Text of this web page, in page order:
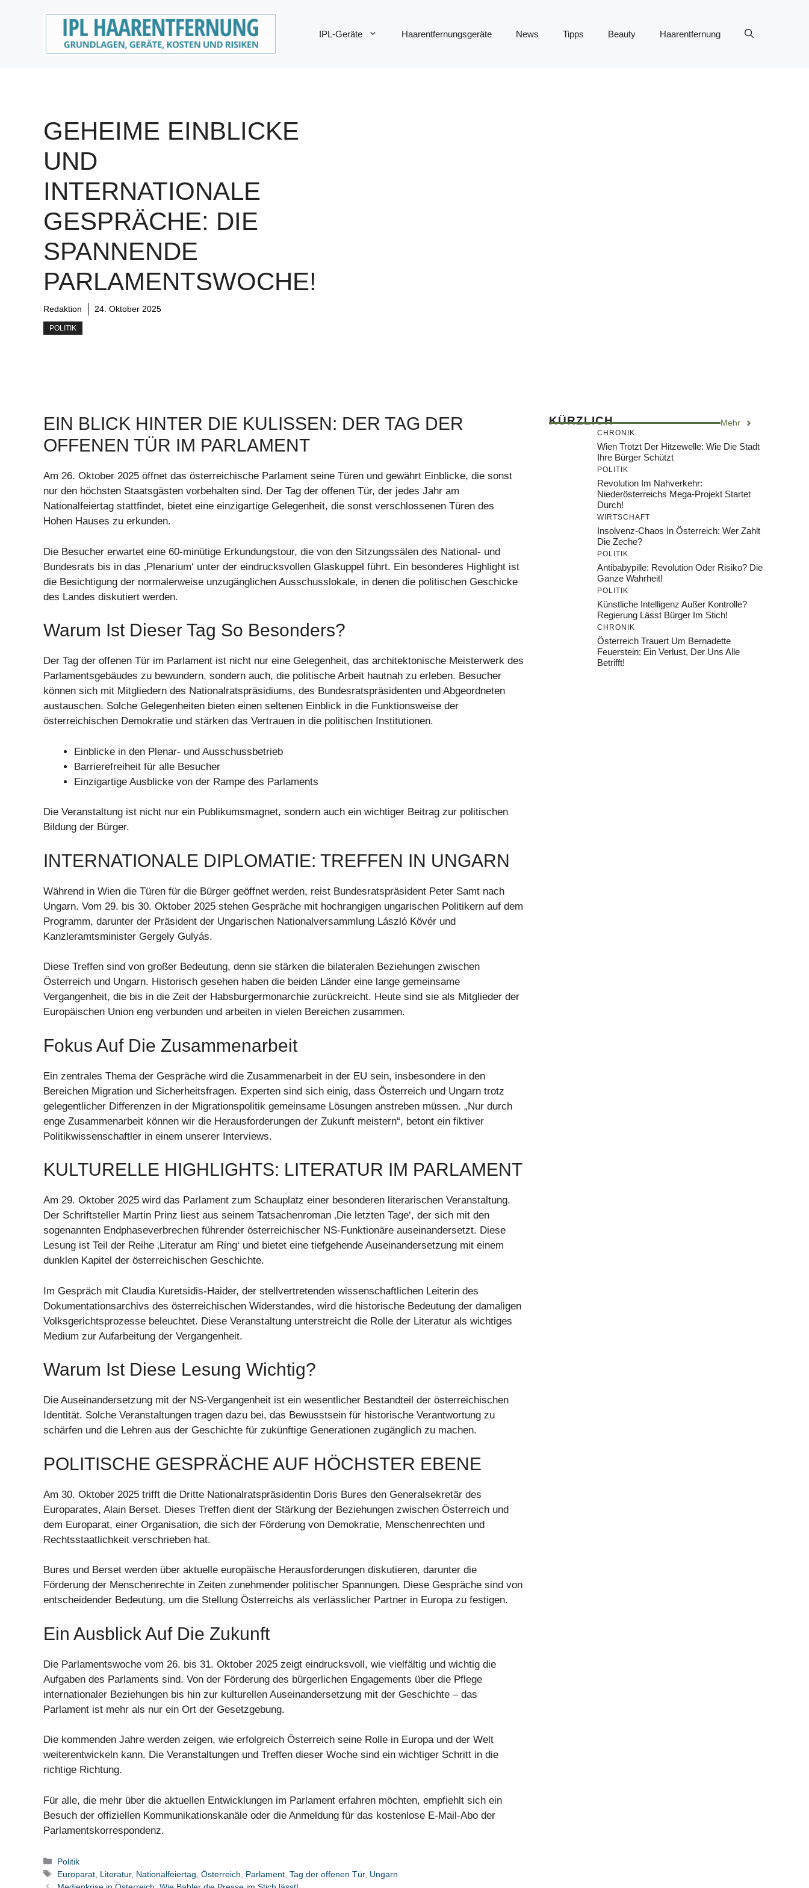
IPL-Geräte Haarentfernungsgeräte News Tipps Beauty Haarentfernung
GEHEIME EINBLICKE
UND
INTERNATIONALE
GESPRÄCHE: DIE
SPANNENDE
PARLAMENTSWOCHE!
Redaktion 24. Oktober 2025
POLITIK
EIN BLICK HINTER DIE KULISSEN: DER TAG DER
OFFENEN TÜR IM PARLAMENT
Am 26. Oktober 2025 öffnet das österreichische Parlament seine Türen und gewährt Einblicke, die sonst
nur den höchsten Staatsgästen vorbehalten sind. Der Tag der offenen Tür, der jedes Jahr am
Nationalfeiertag stattfindet, bietet eine einzigartige Gelegenheit, die sonst verschlossenen Türen des
Hohen Hauses zu erkunden.
Die Besucher erwartet eine 60-minütige Erkundungstour, die von den Sitzungssälen des National- und
Bundesrats bis in das ‚Plenarium‘ unter der eindrucksvollen Glaskuppel führt. Ein besonderes Highlight ist
die Besichtigung der normalerweise unzugänglichen Ausschusslokale, in denen die politischen Geschicke
des Landes diskutiert werden.
Warum Ist Dieser Tag So Besonders?
Der Tag der offenen Tür im Parlament ist nicht nur eine Gelegenheit, das architektonische Meisterwerk des
Parlamentsgebäudes zu bewundern, sondern auch, die politische Arbeit hautnah zu erleben. Besucher
können sich mit Mitgliedern des Nationalratspräsidiums, des Bundesratspräsidenten und Abgeordneten
austauschen. Solche Gelegenheiten bieten einen seltenen Einblick in die Funktionsweise der
österreichischen Demokratie und stärken das Vertrauen in die politischen Institutionen.
Einblicke in den Plenar- und Ausschussbetrieb
Barrierefreiheit für alle Besucher
Einzigartige Ausblicke von der Rampe des Parlaments
Die Veranstaltung ist nicht nur ein Publikumsmagnet, sondern auch ein wichtiger Beitrag zur politischen
Bildung der Bürger.
INTERNATIONALE DIPLOMATIE: TREFFEN IN UNGARN
Während in Wien die Türen für die Bürger geöffnet werden, reist Bundesratspräsident Peter Samt nach
Ungarn. Vom 29. bis 30. Oktober 2025 stehen Gespräche mit hochrangigen ungarischen Politikern auf dem
Programm, darunter der Präsident der Ungarischen Nationalversammlung László Kövér und
Kanzleramtsminister Gergely Gulyás.
Diese Treffen sind von großer Bedeutung, denn sie stärken die bilateralen Beziehungen zwischen
Österreich und Ungarn. Historisch gesehen haben die beiden Länder eine lange gemeinsame
Vergangenheit, die bis in die Zeit der Habsburgermonarchie zurückreicht. Heute sind sie als Mitglieder der
Europäischen Union eng verbunden und arbeiten in vielen Bereichen zusammen.
Fokus Auf Die Zusammenarbeit
Ein zentrales Thema der Gespräche wird die Zusammenarbeit in der EU sein, insbesondere in den
Bereichen Migration und Sicherheitsfragen. Experten sind sich einig, dass Österreich und Ungarn trotz
gelegentlicher Differenzen in der Migrationspolitik gemeinsame Lösungen anstreben müssen. „Nur durch
enge Zusammenarbeit können wir die Herausforderungen der Zukunft meistern“, betont ein fiktiver
Politikwissenschaftler in einem unserer Interviews.
KULTURELLE HIGHLIGHTS: LITERATUR IM PARLAMENT
Am 29. Oktober 2025 wird das Parlament zum Schauplatz einer besonderen literarischen Veranstaltung.
Der Schriftsteller Martin Prinz liest aus seinem Tatsachenroman ‚Die letzten Tage‘, der sich mit den
sogenannten Endphaseverbrechen führender österreichischer NS-Funktionäre auseinandersetzt. Diese
Lesung ist Teil der Reihe ‚Literatur am Ring‘ und bietet eine tiefgehende Auseinandersetzung mit einem
dunklen Kapitel der österreichischen Geschichte.
Im Gespräch mit Claudia Kuretsidis-Haider, der stellvertretenden wissenschaftlichen Leiterin des
Dokumentationsarchivs des österreichischen Widerstandes, wird die historische Bedeutung der damaligen
Volksgerichtsprozesse beleuchtet. Diese Veranstaltung unterstreicht die Rolle der Literatur als wichtiges
Medium zur Aufarbeitung der Vergangenheit.
Warum Ist Diese Lesung Wichtig?
Die Auseinandersetzung mit der NS-Vergangenheit ist ein wesentlicher Bestandteil der österreichischen
Identität. Solche Veranstaltungen tragen dazu bei, das Bewusstsein für historische Verantwortung zu
schärfen und die Lehren aus der Geschichte für zukünftige Generationen zugänglich zu machen.
POLITISCHE GESPRÄCHE AUF HÖCHSTER EBENE
Am 30. Oktober 2025 trifft die Dritte Nationalratspräsidentin Doris Bures den Generalsekretär des
Europarates, Alain Berset. Dieses Treffen dient der Stärkung der Beziehungen zwischen Österreich und
dem Europarat, einer Organisation, die sich der Förderung von Demokratie, Menschenrechten und
Rechtsstaatlichkeit verschrieben hat.
Bures und Berset werden über aktuelle europäische Herausforderungen diskutieren, darunter die
Förderung der Menschenrechte in Zeiten zunehmender politischer Spannungen. Diese Gespräche sind von
entscheidender Bedeutung, um die Stellung Österreichs als verlässlicher Partner in Europa zu festigen.
Ein Ausblick Auf Die Zukunft
Die Parlamentswoche vom 26. bis 31. Oktober 2025 zeigt eindrucksvoll, wie vielfältig und wichtig die
Aufgaben des Parlaments sind. Von der Förderung des bürgerlichen Engagements über die Pflege
internationaler Beziehungen bis hin zur kulturellen Auseinandersetzung mit der Geschichte – das
Parlament ist mehr als nur ein Ort der Gesetzgebung.
Die kommenden Jahre werden zeigen, wie erfolgreich Österreich seine Rolle in Europa und der Welt
weiterentwickeln kann. Die Veranstaltungen und Treffen dieser Woche sind ein wichtiger Schritt in die
richtige Richtung.
Für alle, die mehr über die aktuellen Entwicklungen im Parlament erfahren möchten, empfiehlt sich ein
Besuch der offiziellen Kommunikationskanäle oder die Anmeldung für das kostenlose E-Mail-Abo der
Parlamentskorrespondenz.
Kategorien
Politik
Schlagwörter
Europarat Literatur, Nationalfeiertag ,Österreich Parlament ,Tag der offenen Tür, Ungarn
KÜRZLICH Mehr
CHRONIK
Wien Trotzt Der Hitzewelle: Wie Die Stadt
Ihre Bürger Schützt
POLITIK
Revolution Im Nahverkehr:
Niederösterreichs Mega-Projekt Startet
Durch!
WIRTSCHAFT
Insolvenz-Chaos In Österreich: Wer Zahlt
Die Zeche?
POLITIK
Antibabypille: Revolution Oder Risiko? Die
Ganze Wahrheit!
POLITIK
Künstliche Intelligenz Außer Kontrolle?
Regierung Lässt Bürger Im Stich!
CHRONIK
Österreich Trauert Um Bernadette
Feuerstein: Ein Verlust, Der Uns Alle
Betrifft!